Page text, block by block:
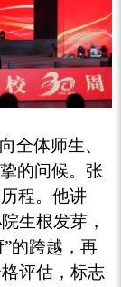
全体师生、
的问候。张
程。他讲
生根发芽，
的跨越，再
评估，标志